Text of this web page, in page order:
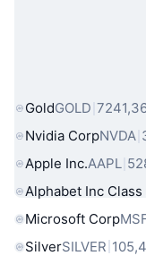
Популярни
GoldGOLD
Nvidia CorpNVDA
Apple Inc.AAPL
Alphabet Inc Class
Microsoft Corp
SilverSILVER